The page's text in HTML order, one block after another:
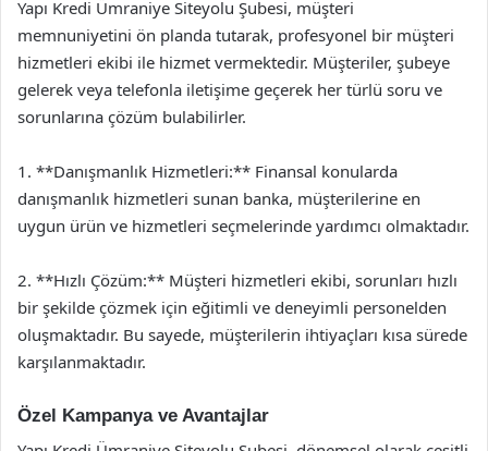
Yapı Kredi Ümraniye Siteyolu Şubesi, müşteri
memnuniyetini ön planda tutarak, profesyonel bir müşteri
hizmetleri ekibi ile hizmet vermektedir. Müşteriler, şubeye
gelerek veya telefonla iletişime geçerek her türlü soru ve
sorunlarına çözüm bulabilirler.
1. **Danışmanlık Hizmetleri:** Finansal konularda
danışmanlık hizmetleri sunan banka, müşterilerine en
uygun ürün ve hizmetleri seçmelerinde yardımcı olmaktadır.
2. **Hızlı Çözüm:** Müşteri hizmetleri ekibi, sorunları hızlı
bir şekilde çözmek için eğitimli ve deneyimli personelden
oluşmaktadır. Bu sayede, müşterilerin ihtiyaçları kısa sürede
karşılanmaktadır.
Özel Kampanya ve Avantajlar